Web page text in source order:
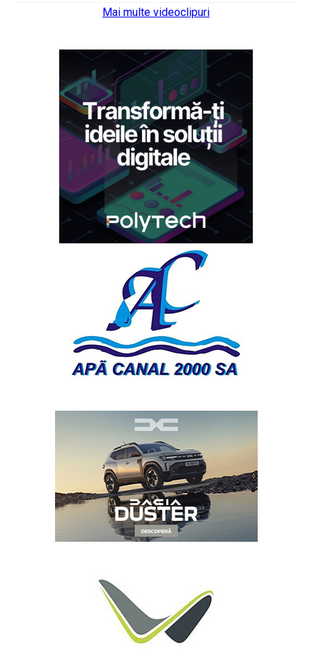
Mai multe videoclipuri